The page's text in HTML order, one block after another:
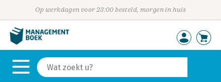
Op werkdagen voor 23:00 besteld, morgen in huis